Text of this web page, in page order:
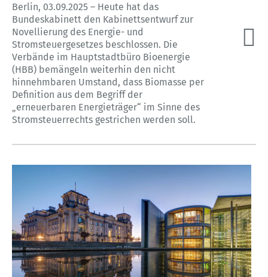
Berlin, 03.09.2025 – Heute hat das
Bundeskabinett den Kabinettsentwurf zur
Novellierung des Energie- und
Stromsteuergesetzes beschlossen. Die
Verbände im Hauptstadtbüro Bioenergie
(HBB) bemängeln weiterhin den nicht
hinnehmbaren Umstand, dass Biomasse per
Definition aus dem Begriff der
„erneuerbaren Energieträger“ im Sinne des
Stromsteuerrechts gestrichen werden soll.